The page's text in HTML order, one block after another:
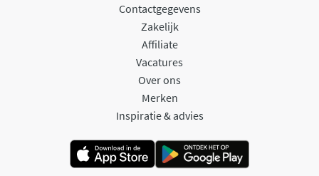
Contactgegevens
Zakelijk
Affiliate
Vacatures
Over ons
Merken
Inspiratie & advies